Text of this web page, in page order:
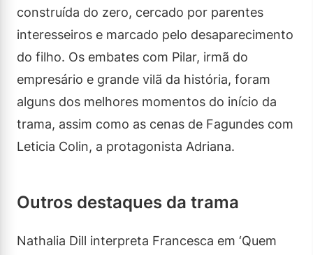
construída do zero, cercado por parentes
interesseiros e marcado pelo desaparecimento
do filho. Os embates com Pilar, irmã do
empresário e grande vilã da história, foram
alguns dos melhores momentos do início da
trama, assim como as cenas de Fagundes com
Leticia Colin, a protagonista Adriana.
Outros destaques da trama
Nathalia Dill interpreta Francesca em ‘Quem